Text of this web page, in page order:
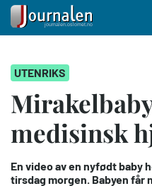
hovedinnhold
UTENRIKS
medisinsk
En video av en nyfødt baby
tirsdag morgen. Babyen får